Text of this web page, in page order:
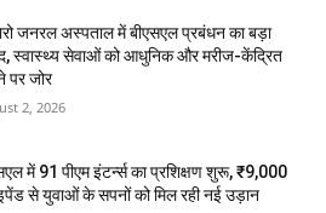
जनरल अस्पताल में बीएसएल प्रबंधन का बड़ा
स्वास्थ्य सेवाओं को आधुनिक और मरीज-केंद्रित
पर जोर
2, 2026
में 91 पीएम इंटर्न्स का प्रशिक्षण शुरू, ₹9,000
से युवाओं के सपनों को मिल रही नई उड़ान